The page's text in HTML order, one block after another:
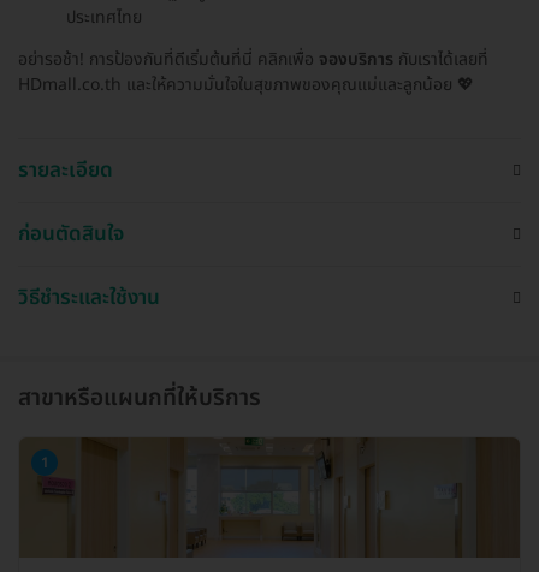
ประเทศไทย
อย่ารอช้า! การป้องกันที่ดีเริ่มต้นที่นี่ คลิกเพื่อ จองบริการ กับเราได้เลยที่
HDmall.co.th และให้ความมั่นใจในสุขภาพของคุณแม่และลูกน้อย 💖
รายละเอียด
ก่อนตัดสินใจ
วิธีชำระและใช้งาน
สาขาหรือแผนกที่ให้บริการ
1